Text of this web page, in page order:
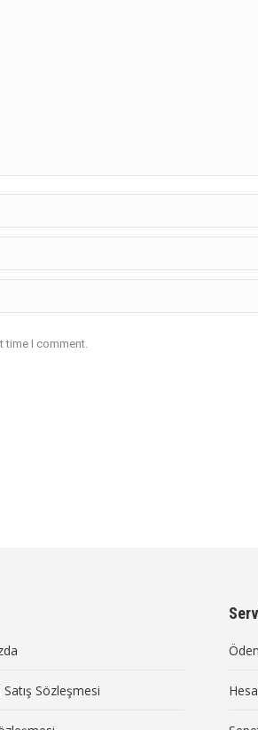
time I comment.
Sözleşmesi